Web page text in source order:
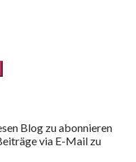
Blog zu abonnieren
via E-Mail zu